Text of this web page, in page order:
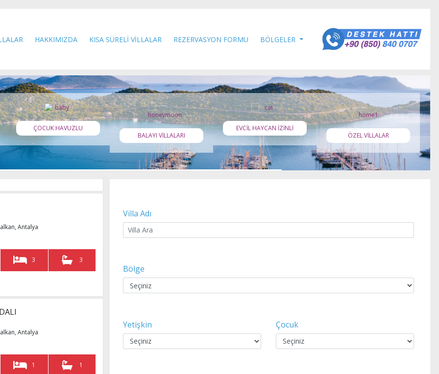
HAKKIMIZDA KISA SÜRELİ VİLLALAR REZERVASYON FORMU BÖLGELER
ÇOCUK HAVUZLU
BALAYI VİLLALARI
EVCİL HAYCAN İZİNLİ
ÖZEL VİLLALAR
Kalkan, Antalya
4 4
Antalya
Antalya
Villa Adı
Bölge
Yetişkin Çocuk